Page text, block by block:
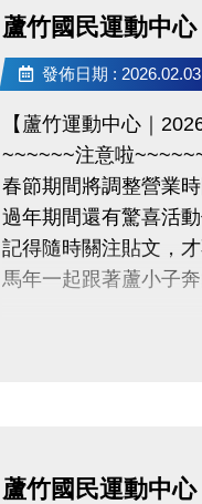
持續運動不僅讓身體
還能感受滿滿的鼓勵
連絡資訊
-洽詢專線：03-
-官網 : https://
-FB : 桃園市蘆竹國民
-IG : @luzhusports
蘆竹國民運動中心
發佈日期 : 2026.02.03
【蘆竹運動中心｜
~~~~~~注意啦
春節期間將調整營業
過年期間還有驚喜活
記得隨時關注貼文，
馬年一起跟著蘆小子
蘆竹國民運動中